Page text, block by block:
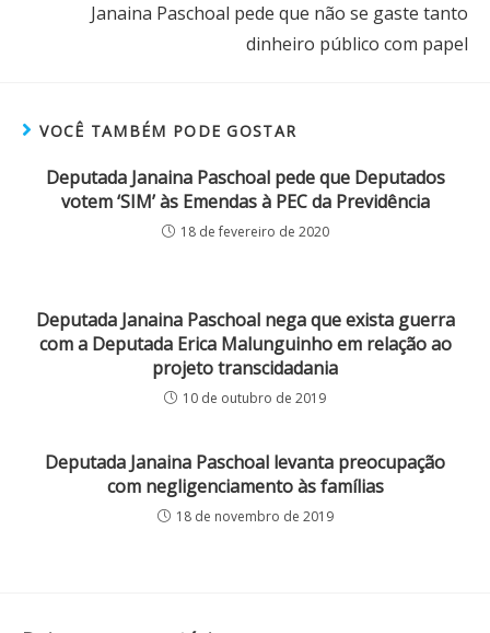
Janaina Paschoal pede que não se gaste tanto
dinheiro público com papel
VOCÊ TAMBÉM PODE GOSTAR
Deputada Janaina Paschoal pede que Deputados
votem ‘SIM’ às Emendas à PEC da Previdência
18 de fevereiro de 2020
Deputada Janaina Paschoal nega que exista guerra
com a Deputada Erica Malunguinho em relação ao
projeto transcidadania
10 de outubro de 2019
Deputada Janaina Paschoal levanta preocupação
com negligenciamento às famílias
18 de novembro de 2019